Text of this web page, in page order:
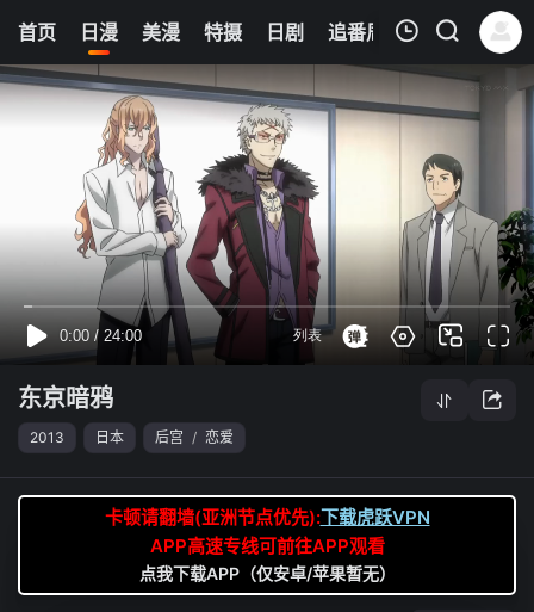
首页 日漫 美漫 特摄 日剧 追番周表 今日更新
0
我的观影记录
东京暗鸦
清空
东京暗鸦
2013 日本 后宫 / 恋爱
卡顿请翻墙(亚洲节点优先):下载虎跃VPN
APP高速专线可前往APP观看
点我下载APP（仅安卓/苹果暂无）